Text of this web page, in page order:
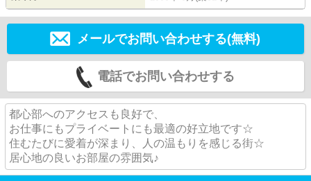
メールでお問い合わせする(無料)
電話でお問い合わせする
都心部へのアクセスも良好で、
お仕事にもプライベートにも最適の好立地です☆
住むたびに愛着が深まり、人の温もりを感じる街☆
居心地の良いお部屋の雰囲気♪